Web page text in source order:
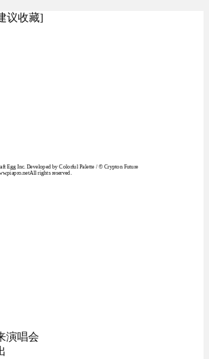
议收藏]
Egg Inc. Developed by Colorful Palette / © Crypton Future
rights reserved.
演唱会